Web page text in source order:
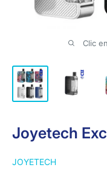
Clic
Joyetech
JOYETECH